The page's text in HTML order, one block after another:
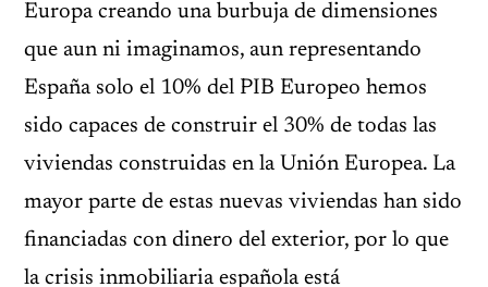
Europa creando una burbuja de dimensiones
que aun ni imaginamos, aun representando
España solo el 10% del PIB Europeo hemos
sido capaces de construir el 30% de todas las
viviendas construidas en la Unión Europea. La
mayor parte de estas nuevas viviendas han sido
financiadas con dinero del exterior, por lo que
la crisis inmobiliaria española está